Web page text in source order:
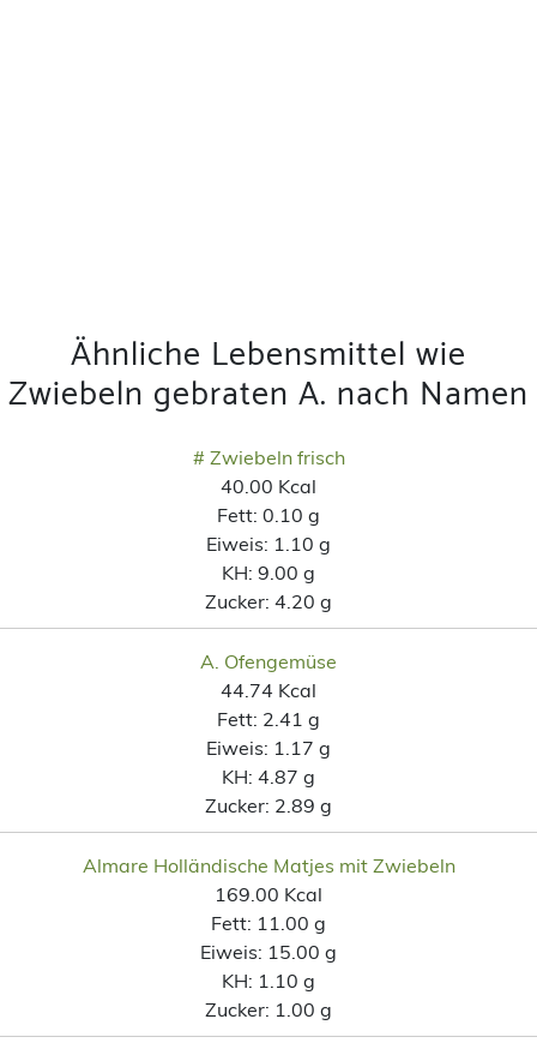
Ähnliche Lebensmittel wie
Zwiebeln gebraten A. nach Namen
# Zwiebeln frisch
40.00 Kcal
Fett: 0.10 g
Eiweis: 1.10 g
KH: 9.00 g
Zucker: 4.20 g
A. Ofengemüse
44.74 Kcal
Fett: 2.41 g
Eiweis: 1.17 g
KH: 4.87 g
Zucker: 2.89 g
Almare Holländische Matjes mit Zwiebeln
169.00 Kcal
Fett: 11.00 g
Eiweis: 15.00 g
KH: 1.10 g
Zucker: 1.00 g